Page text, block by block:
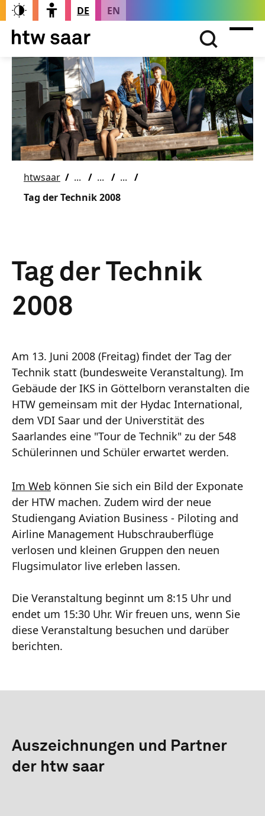
DE EN
htwsaar
Tag der Technik 2008
Tag der Technik
2008
Am 13. Juni 2008 (Freitag) findet der Tag der
Technik statt (bundesweite Veranstaltung). Im
Gebäude der IKS in Göttelborn veranstalten die
HTW gemeinsam mit der Hydac International,
dem VDI Saar und der Universtität des
Saarlandes eine "Tour de Technik" zu der 548
Schülerinnen und Schüler erwartet werden.
Im Web können Sie sich ein Bild der Exponate
der HTW machen. Zudem wird der neue
Studiengang Aviation Business - Piloting and
Airline Management Hubschrauberflüge
verlosen und kleinen Gruppen den neuen
Flugsimulator live erleben lassen.
Die Veranstaltung beginnt um 8:15 Uhr und
endet um 15:30 Uhr. Wir freuen uns, wenn Sie
diese Veranstaltung besuchen und darüber
berichten.
Auszeichnungen und Partner
der htw saar